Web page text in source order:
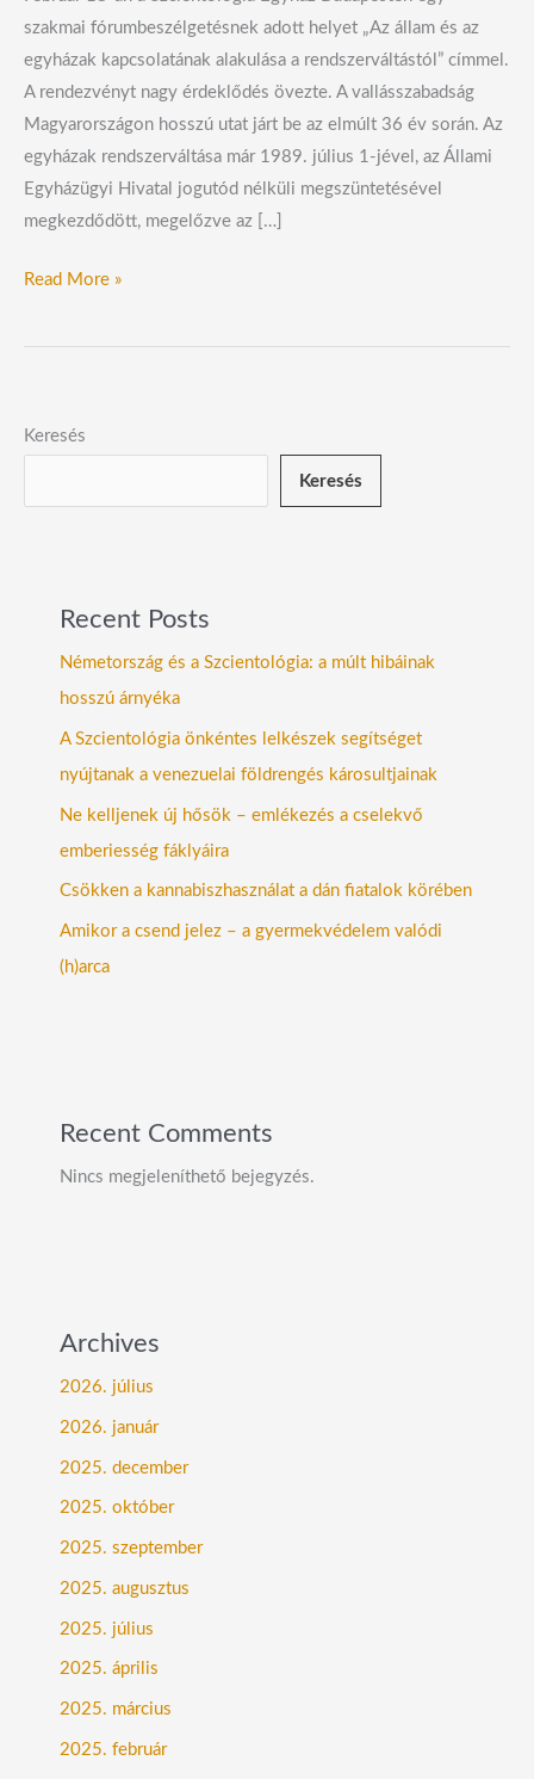
szakmai fórumbeszélgetésnek adott helyet „Az állam és az
egyházak kapcsolatának alakulása a rendszerváltástól” címmel.
A rendezvényt nagy érdeklődés övezte. A vallásszabadság
Magyarországon hosszú utat járt be az elmúlt 36 év során. Az
egyházak rendszerváltása már 1989. július 1-jével, az Állami
Egyházügyi Hivatal jogutód nélküli megszüntetésével
megkezdődött, megelőzve az […]
Read More »
Keresés
Keresés
Recent Posts
Németország és a Szcientológia: a múlt hibáinak
hosszú árnyéka
A Szcientológia önkéntes lelkészek segítséget
nyújtanak a venezuelai földrengés károsultjainak
Ne kelljenek új hősök – emlékezés a cselekvő
emberiesség fáklyáira
Csökken a kannabiszhasználat a dán fiatalok körében
Amikor a csend jelez – a gyermekvédelem valódi
(h)arca
Recent Comments
Nincs megjeleníthető bejegyzés.
Archives
2026. július
2026. január
2025. december
2025. október
2025. szeptember
2025. augusztus
2025. július
2025. április
2025. március
2025. február